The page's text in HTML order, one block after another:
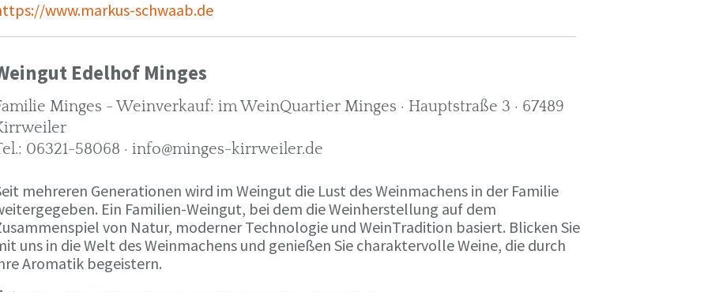
www.markus-schwaab.de
Edelhof Minges
Minges - Weinverkauf: im WeinQuartier Minges · Hauptstraße 3 · 67489
06321-58068 · info@minges-kirrweiler.de
mehreren Generationen wird im Weingut die Lust des Weinmachens in der Familie
Ein Familien-Weingut, bei dem die Weinherstellung auf dem
von Natur, moderner Technologie und WeinTradition basiert. Blicken Sie
uns in die Welt des Weinmachens und genießen Sie charaktervolle Weine, die durch
Aromatik begeistern.